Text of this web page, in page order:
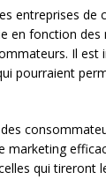
entreprises de
en fonction
Il est
pourraient
qui tireront